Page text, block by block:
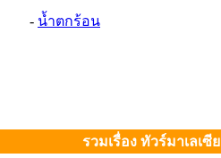
- น้ำตกร้อน
รวมเรื่อง ทัวร์มาเลเซีย